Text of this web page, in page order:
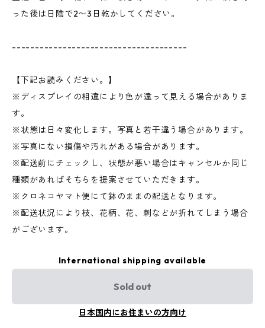
った後は日陰で2〜3日乾かしてください。
--------------------------------------
【下記お読みください。】
※ディスプレイの相違により色が違って見える場合がありま
す。
※状態は日々変化します。写真と若干違う場合があります。
※写真にない損傷や汚れがある場合があります。
※配送前にチェックし、状態が悪い場合はキャンセルか同じ
種類があればそちらを提案させていただきます。
※クロネコヤマト便にて鉢のままの配送となります。
※配送状況により枝、花柄、花、刺などが折れてしまう場合
がございます。
International shipping available
Sold out
日本国内にお住まいの方向け